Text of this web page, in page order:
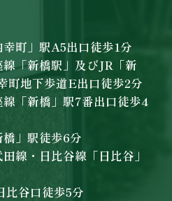
町」駅A5出口徒歩1分
「新橋駅」及びJR「新
地下歩道E出口徒歩2分
「新橋」駅7番出口徒歩4
」駅徒歩6分
線・日比谷線「日比谷」
比谷口徒歩5分